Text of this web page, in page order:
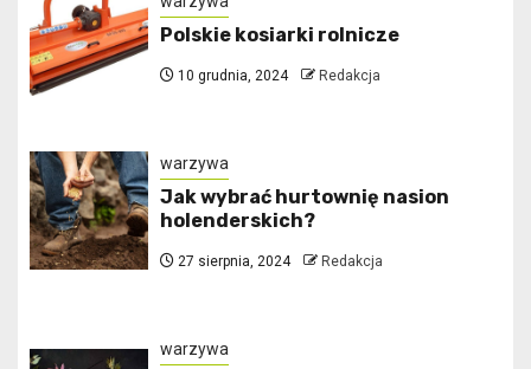
Polskie kosiarki rolnicze
10 grudnia, 2024 Redakcja
warzywa
Jak wybrać hurtownię nasion
holenderskich?
27 sierpnia, 2024 Redakcja
warzywa